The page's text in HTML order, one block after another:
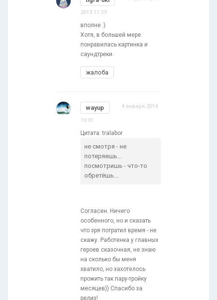
2013 11:59
вполне :)
Хотя, в большей мере
понравилась картинка и
саундтреки.
жалоба
wayup 4 января 2014
10:31
Цитата: tralabor
не смотря - не
потеряешь...
посмотришь - что-то
обретёшь...
Согласен. Ничего
особенного, но и сказать
что зря потратил время - не
скажу. Работенка у главных
героев сказочная, не знаю
на сколько бы меня
хватило, но захотелось
прожить так пару-тройку
месяцев)) Спасибо за
релиз!